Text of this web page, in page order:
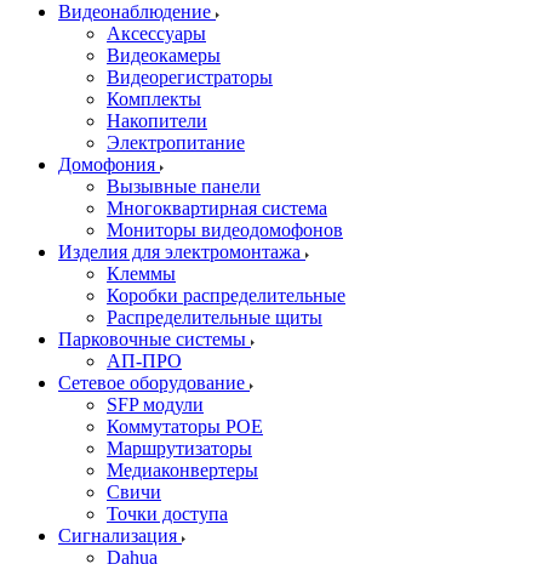
Видеонаблюдение
Аксессуары
Видеокамеры
Видеорегистраторы
Комплекты
Накопители
Электропитание
Домофония
Вызывные панели
Многоквартирная система
Мониторы видеодомофонов
Изделия для электромонтажа
Клеммы
Коробки распределительные
Распределительные щиты
Парковочные системы
АП-ПРО
Сетевое оборудование
SFP модули
Коммутаторы POE
Маршрутизаторы
Медиаконвертеры
Свичи
Точки доступа
Сигнализация
Dahua